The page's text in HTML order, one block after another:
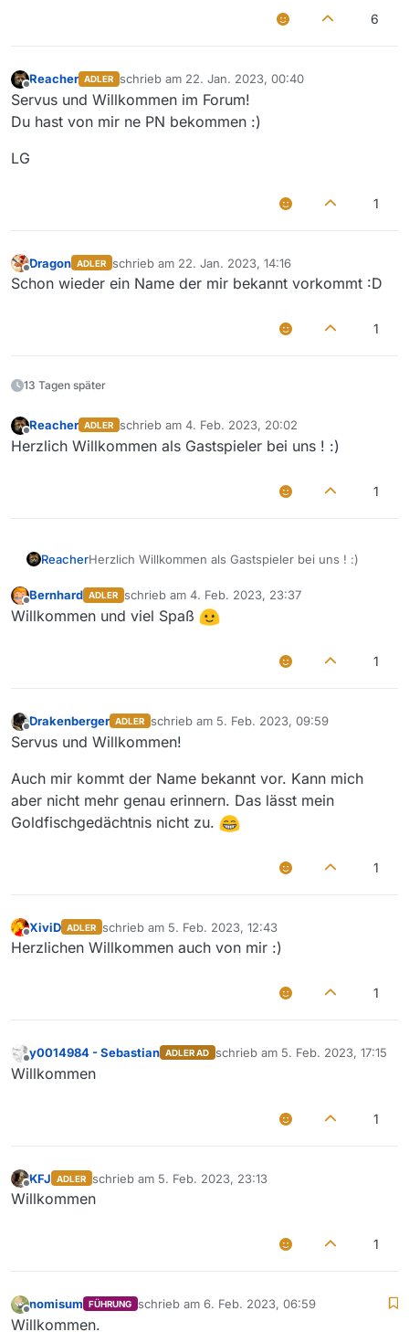
6
Reacher ADLER schrieb am 22. Jan. 2023, 00:40
zuletzt editiert von
Servus und Willkommen im Forum!
Du hast von mir ne PN bekommen :)
LG
1
Offline
Dragon ADLER schrieb am 22. Jan. 2023, 14:16
zuletzt editiert von
Schon wieder ein Name der mir bekannt vorkommt :D
1
13 Tagen später
Offline
Reacher ADLER schrieb am 4. Feb. 2023, 20:02
zuletzt editiert von
Herzlich Willkommen als Gastspieler bei uns ! :)
1
ReacherHerzlich Willkommen als Gastspieler bei uns ! :)
Offline
Bernhard ADLER schrieb am 4. Feb. 2023, 23:37
zuletzt editiert von
Willkommen und viel Spaß
1
Drakenberger ADLER schrieb am 5. Feb. 2023, 09:59
zuletzt editiert von
Servus und Willkommen!
Auch mir kommt der Name bekannt vor. Kann mich
aber nicht mehr genau erinnern. Das lässt mein
Goldfischgedächtnis nicht zu.
1
Offline
XiviD ADLER schrieb am 5. Feb. 2023, 12:43
zuletzt editiert von
Herzlichen Willkommen auch von mir :)
1
Offline
y0014984 - Sebastian ADLER AD schrieb am 5. Feb. 2023, 17:15
zuletzt editiert von
Willkommen
1
Offline
KFJ ADLER schrieb am 5. Feb. 2023, 23:13
zuletzt editiert von
Willkommen
1
Offline
nomisum FÜHRUNG schrieb am 6. Feb. 2023, 06:59
zuletzt editiert von
Willkommen.